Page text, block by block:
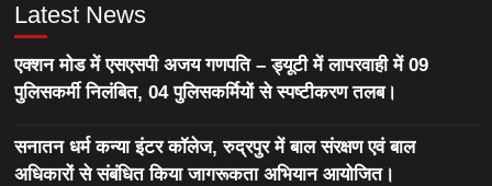
Latest News
एक्शन मोड में एसएसपी अजय गणपति – ड्यूटी में लापरवाही में 09
पुलिसकर्मी निलंबित, 04 पुलिसकर्मियों से स्पष्टीकरण तलब।
सनातन धर्म कन्या इंटर कॉलेज, रुद्रपुर में बाल संरक्षण एवं बाल
अधिकारों से संबंधित किया जागरूकता अभियान आयोजित।